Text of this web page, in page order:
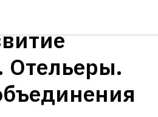
Отельеры.